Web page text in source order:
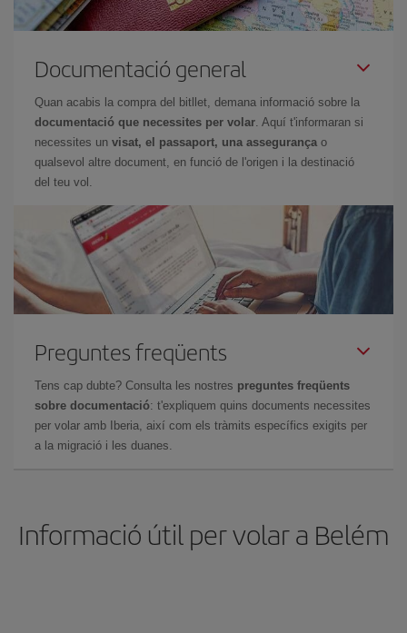
Documentació general
Quan acabis la compra del bitllet, demana informació sobre la
documentació que necessites per volar. Aquí t'informaran si
necessites un visat, el passaport, una assegurança o
qualsevol altre document, en funció de l'origen i la destinació
del teu vol.
Preguntes freqüents
Tens cap dubte? Consulta les nostres preguntes freqüents
sobre documentació: t'expliquem quins documents necessites
per volar amb Iberia, així com els tràmits específics exigits per
a la migració i les duanes.
Informació útil per volar a Belém